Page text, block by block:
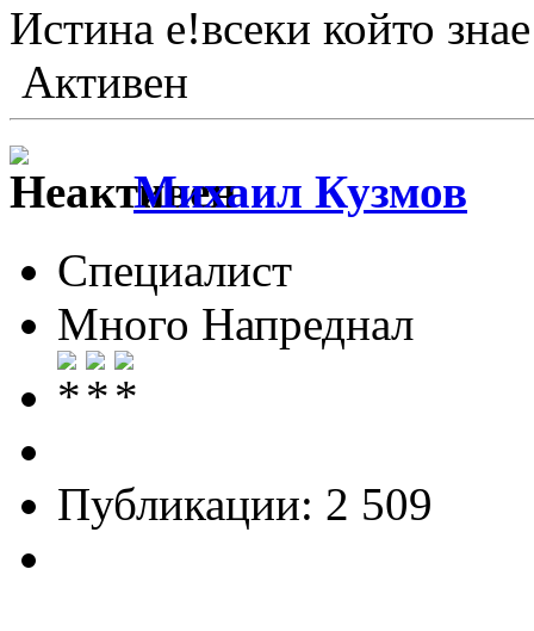
Истина е!всеки който
Активен
Михаил Кузмов
Специалист
Много Напреднал
Публикации: 2 509